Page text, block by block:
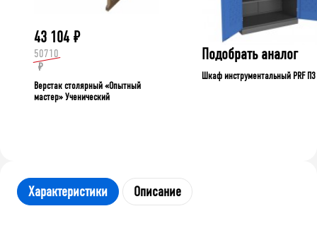
43 104 ₽
50710
₽
Верстак столярный «Опытный
мастер» Ученический
Подобрать аналог
Шкаф инструментальный PRF П3
Характеристики Описание